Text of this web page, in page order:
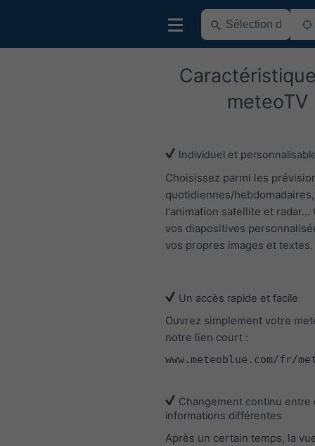
meteoTV
Individuel et
Choisissez parmi les
quotidiennes/hebdomadaires,
l'animation satellite et radar...
vos diapositives
vos propres images et textes.
Un accès rapide et facile
Ouvrez simplement votre
notre lien court :
www.meteoblue.com/fr/
Changement continu entre
informations différentes
Après un certain temps, la